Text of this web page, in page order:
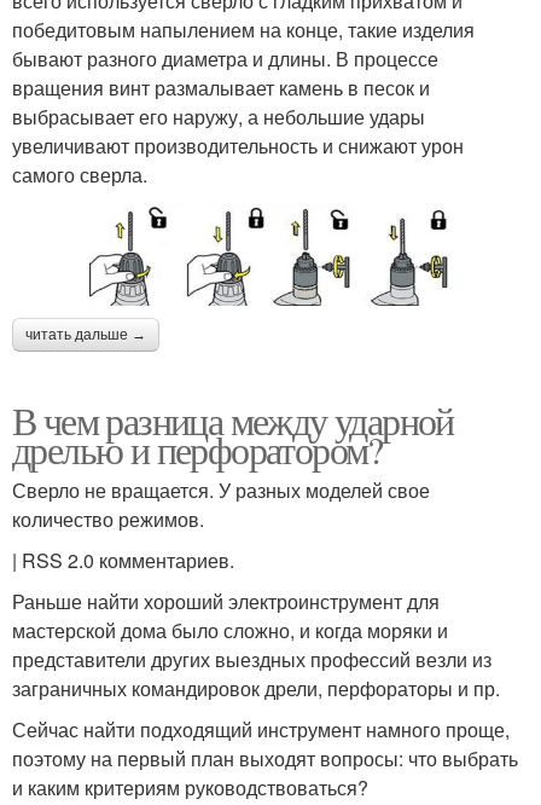
победитовым напылением на конце, такие изделия
бывают разного диаметра и длины. В процессе
вращения винт размалывает камень в песок и
выбрасывает его наружу, а небольшие удары
увеличивают производительность и снижают урон
самого сверла.
читать дальше →
В чем разница между ударной
дрелью и перфоратором?
Сверло не вращается. У разных моделей свое
количество режимов.
| RSS 2.0 комментариев.
Раньше найти хороший электроинструмент для
мастерской дома было сложно, и когда моряки и
представители других выездных профессий везли из
заграничных командировок дрели, перфораторы и пр.
Сейчас найти подходящий инструмент намного проще,
поэтому на первый план выходят вопросы: что выбрать
и каким критериям руководствоваться?